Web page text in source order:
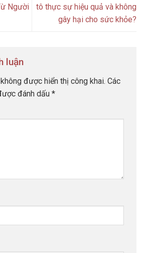
Người
tô thực sự hiệu quả và không
gây hại cho sức khỏe?
luận
được hiển thị công khai. Các
đánh dấu *